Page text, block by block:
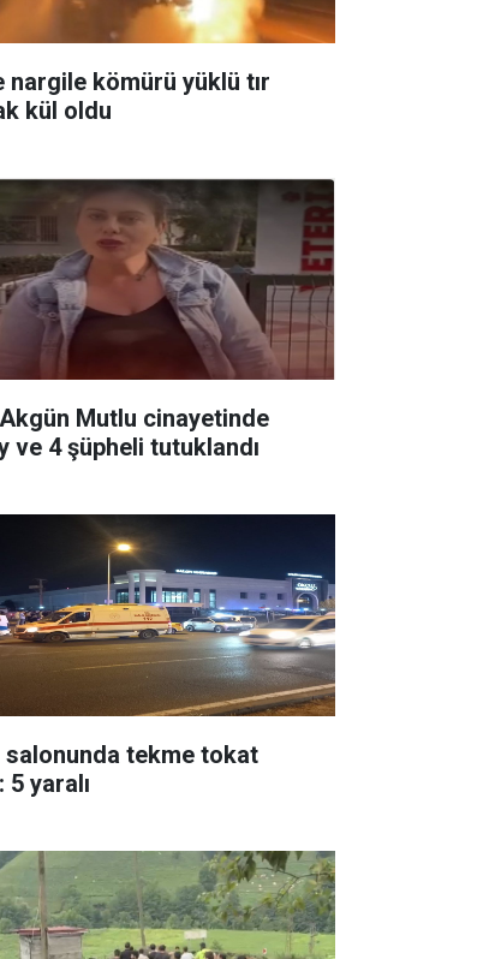
nargile kömürü yüklü tır
kül oldu
Mutlu cinayetinde
ve 4 şüpheli tutuklandı
salonunda tekme tokat
5 yaralı